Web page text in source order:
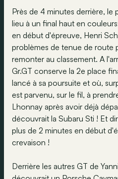
Près de 4 minutes derrière, le
lieu à un final haut en
en début d'épreuve, Henri
problèmes de tenue de route
remonter au classement. A
Gr.GT conserve la 2e place
lancé à sa poursuite et où,
est parvenu, sur le fil, à
Lhonnay après avoir déjà
découvrait la Subaru Sti ! Et
plus de 2 minutes en début
crevaison !
Derrière les autres GT de